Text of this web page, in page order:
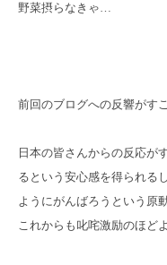
野菜摂らなきゃ…
前回のブログへの反響がす
日本の皆さんからの反応が
るという安心感を得られる
ようにがんばろうという原
これからも叱咤激励のほど